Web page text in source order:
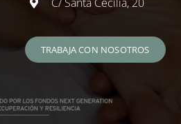
TRABAJA CON NOSOTROS